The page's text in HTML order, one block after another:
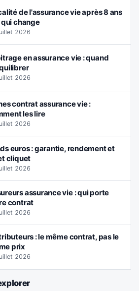
de l'assurance vie après 8 ans
qui change
2026
en assurance vie : quand
2026
contrat assurance vie :
les lire
2026
euros : garantie, rendement et
cliquet
2026
assurance vie : qui porte
contrat
2026
: le même contrat, pas le
prix
2026